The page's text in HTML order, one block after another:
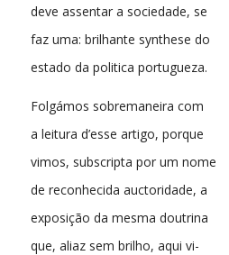
deve assentar a sociedade, se
faz uma: brilhante synthese do
estado da politica portugueza.
Folgámos sobremaneira com
a leitura d’esse artigo, porque
vimos, subscripta por um nome
de reconhecida auctoridade, a
exposição da mesma doutrina
que, aliaz sem brilho, aqui vi-